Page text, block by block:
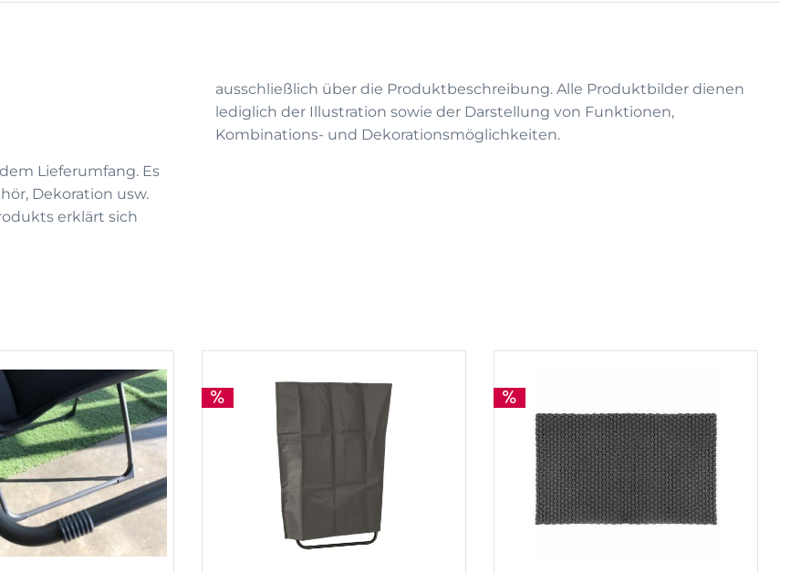
Lieferumfang. Es
Dekoration usw.
erklärt sich
ausschließlich über die Produktbeschreibung. Alle Produktbilder dienen
lediglich der Illustration sowie der Darstellung von Funktionen,
Kombinations- und Dekorationsmöglichkeiten.